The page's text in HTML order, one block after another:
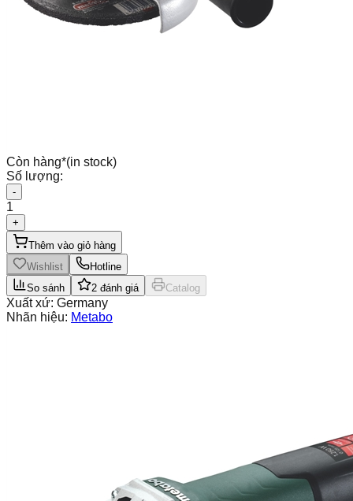
Còn hàng*(in stock)
Số lượng:
-
1
+
Thêm vào giỏ hàng
Wishlist
Hotline
So sánh
2 đánh giá Catalog
Xuất xứ: Germany
Nhãn hiệu: Metabo